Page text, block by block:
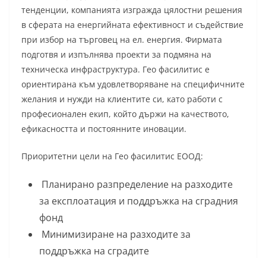
тенденции, компанията изгражда цялостни решения
в сферата на енергийната ефективност и съдействие
при избор на търговец на ел. енергия. Фирмата
подготвя и изпълнява проекти за подмяна на
техническа инфраструктура. Гео фасилитис е
ориентирана към удовлетворяване на специфичните
желания и нужди на клиентите си, като работи с
професионален екип, който държи на качеството,
ефикасността и постоянните иновации.
Приоритетни цели на Гео фасилитис ЕООД:
Планирано разпределение на разходите
за експлоатация и поддръжка на сградния
фонд
Минимизиране на разходите за
поддръжка на сградите